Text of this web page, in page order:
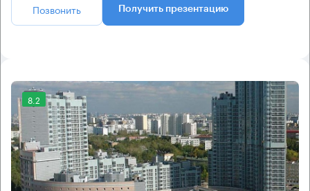
Позвонить Получить презентацию
8.2